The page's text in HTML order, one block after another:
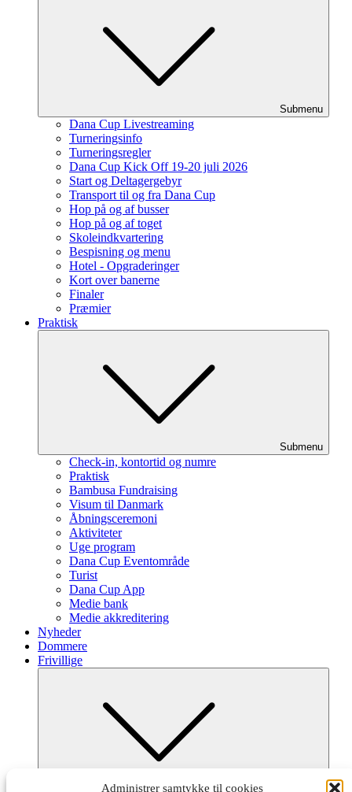
Administrer samtykke til cookies
Submenu
Dana Cup Livestreaming
Turneringsinfo
Turneringsregler
Dana Cup Kick Off 19-20 juli 2026
Start og Deltagergebyr
Transport til og fra Dana Cup
Hop på og af busser
Hop på og af toget
Skoleindkvartering
Bespisning og menu
Hotel - Opgraderinger
Kort over banerne
Finaler
Præmier
Praktisk
Submenu
Check-in, kontortid og numre
Praktisk
Bambusa Fundraising
Visum til Danmark
Åbningsceremoni
Aktiviteter
Uge program
Dana Cup Eventområde
Turist
Dana Cup App
Medie bank
Medie akkreditering
Nyheder
Dommere
Frivillige